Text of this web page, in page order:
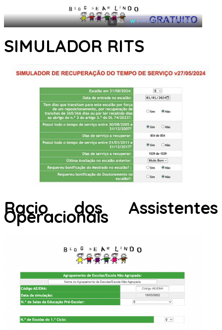
× AD POWERED BY WEFORADS
SIMULADOR RITS
Racio dos Assistentes
Operacionais